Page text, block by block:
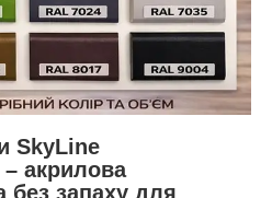
SkyLine
акрилова
без запаху для